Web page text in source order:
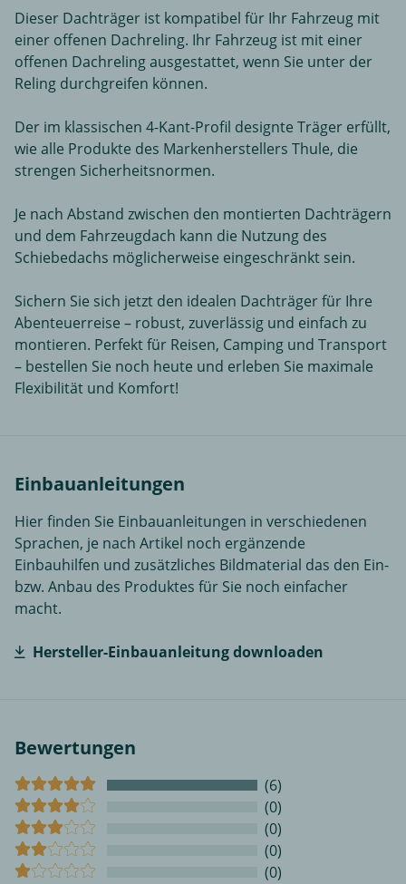
Dieser Dachträger ist kompatibel für Ihr Fahrzeug mit
einer offenen Dachreling. Ihr Fahrzeug ist mit einer
offenen Dachreling ausgestattet, wenn Sie unter der
Reling durchgreifen können.
Der im klassischen 4-Kant-Profil designte Träger erfüllt,
wie alle Produkte des Markenherstellers Thule, die
strengen Sicherheitsnormen.
Je nach Abstand zwischen den montierten Dachträgern
und dem Fahrzeugdach kann die Nutzung des
Schiebedachs möglicherweise eingeschränkt sein.
Sichern Sie sich jetzt den idealen Dachträger für Ihre
Abenteuerreise – robust, zuverlässig und einfach zu
montieren. Perfekt für Reisen, Camping und Transport
– bestellen Sie noch heute und erleben Sie maximale
Flexibilität und Komfort!
Einbauanleitungen
Hier finden Sie Einbauanleitungen in verschiedenen
Sprachen, je nach Artikel noch ergänzende
Einbauhilfen und zusätzliches Bildmaterial das den Ein-
bzw. Anbau des Produktes für Sie noch einfacher
macht.
Hersteller-Einbauanleitung downloaden
Bewertungen
(6)
(0)
(0)
(0)
(0)